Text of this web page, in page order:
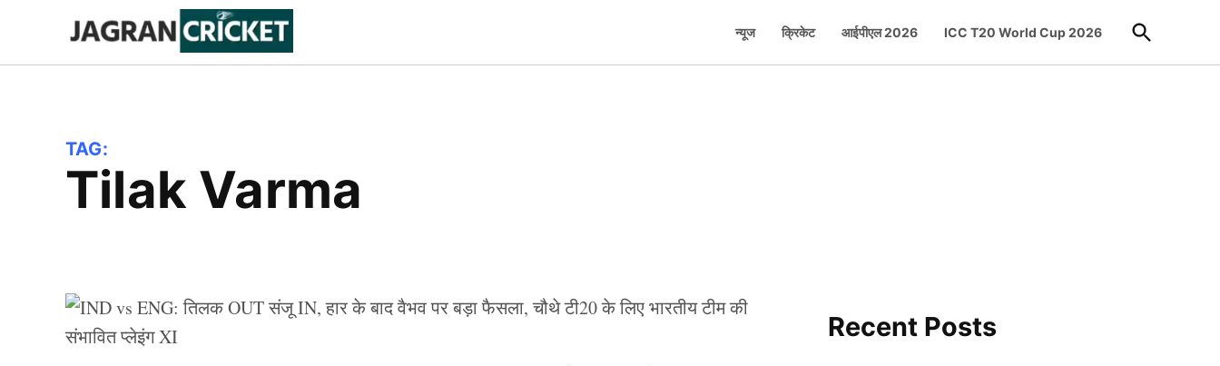
content
Cricket
न्यूज क्रिकेट आईपीएल 2026 ICC T20 World Cup 2026
Open
Search
TAG:
Tilak Varma
Recent Posts